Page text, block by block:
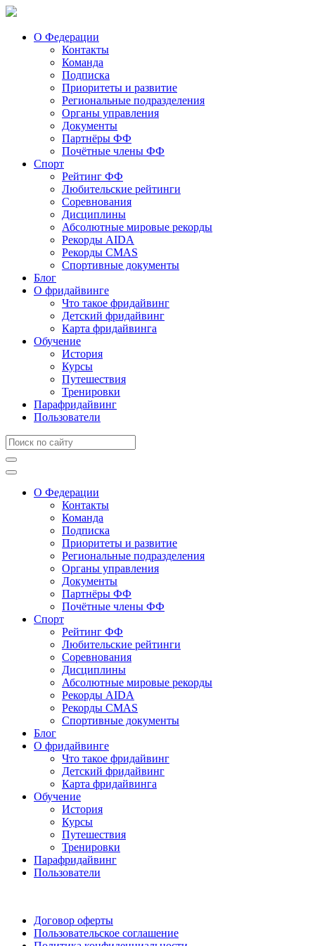
О Федерации
Контакты
Команда
Подписка
Приоритеты и развитие
Региональные подразделения
Органы управления
Документы
Партнёры ФФ
Почётные члены ФФ
Спорт
Рейтинг ФФ
Любительские рейтинги
Соревнования
Дисциплины
Абсолютные мировые рекорды
Рекорды AIDA
Рекорды CMAS
Спортивные документы
Блог
О фридайвинге
Что такое фридайвинг
Детский фридайвинг
Карта фридайвинга
Обучение
История
Курсы
Путешествия
Тренировки
Парафридайвинг
Пользователи
О Федерации
Контакты
Команда
Подписка
Приоритеты и развитие
Региональные подразделения
Органы управления
Документы
Партнёры ФФ
Почётные члены ФФ
Спорт
Рейтинг ФФ
Любительские рейтинги
Соревнования
Дисциплины
Абсолютные мировые рекорды
Рекорды AIDA
Рекорды CMAS
Спортивные документы
Блог
О фридайвинге
Что такое фридайвинг
Детский фридайвинг
Карта фридайвинга
Обучение
История
Курсы
Путешествия
Тренировки
Парафридайвинг
Пользователи
Договор оферты
Пользовательское соглашение